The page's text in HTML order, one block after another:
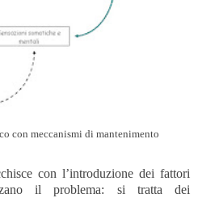
con meccanismi di mantenimento
con l’introduzione dei fattori
il problema: si tratta dei